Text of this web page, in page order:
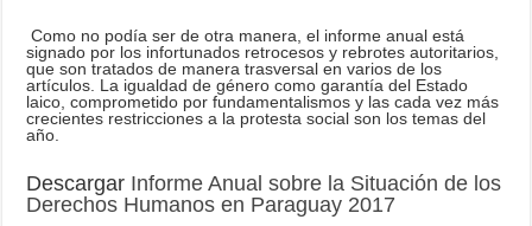
Como no podía ser de otra manera, el informe anual está
signado por los infortunados retrocesos y rebrotes autoritarios,
que son tratados de manera trasversal en varios de los
artículos. La igualdad de género como garantía del Estado
laico, comprometido por fundamentalismos y las cada vez más
crecientes restricciones a la protesta social son los temas del
año.
Descargar Informe Anual sobre la Situación de los
Derechos Humanos en Paraguay 2017